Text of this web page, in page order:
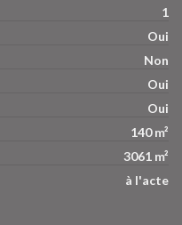
1
Oui
Non
Oui
Oui
140 m²
3061 m²
à l'acte